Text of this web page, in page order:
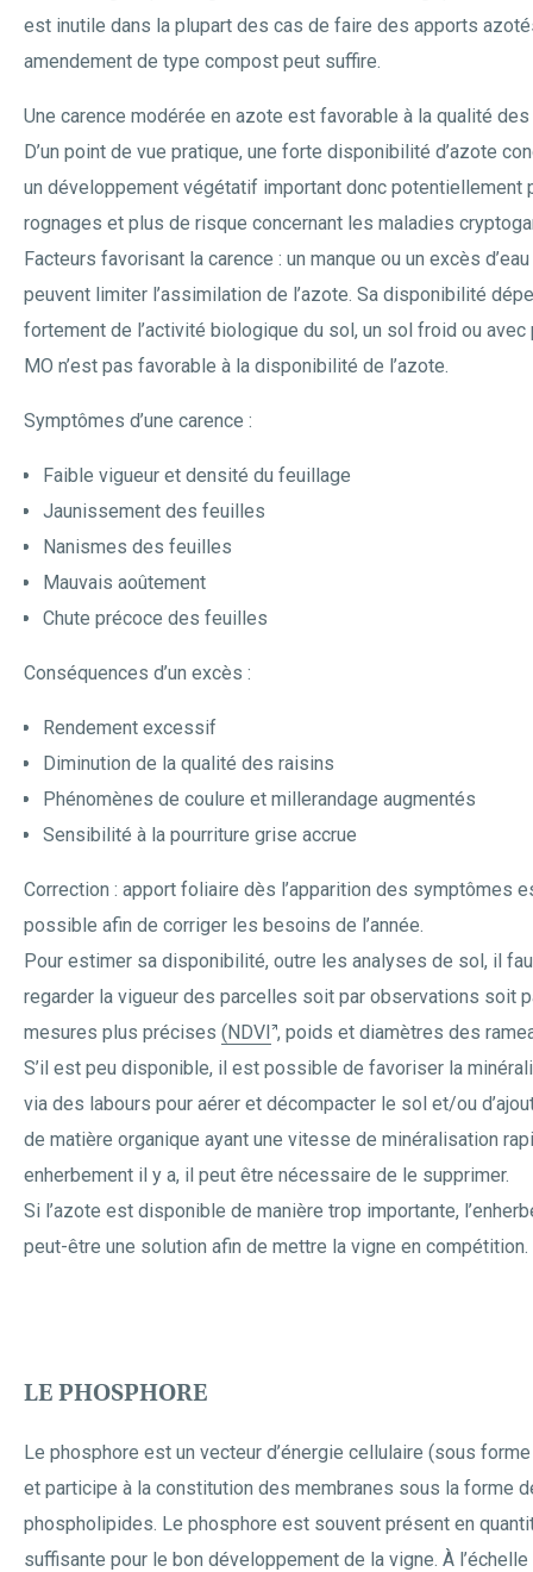
est inutile dans la plupart des cas de faire des apports
amendement de type compost peut suffire.
Une carence modérée en azote est favorable à la qualité
D’un point de vue pratique, une forte disponibilité d’azote
un développement végétatif important donc potentiellement
rognages et plus de risque concernant les maladies
Facteurs favorisant la carence : un manque ou un excès d’eau
peuvent limiter l’assimilation de l’azote. Sa disponibilité
fortement de l’activité biologique du sol, un sol froid ou avec
MO n’est pas favorable à la disponibilité de l’azote.
Symptômes d’une carence :
Faible vigueur et densité du feuillage
Jaunissement des feuilles
Nanismes des feuilles
Mauvais aoûtement
Chute précoce des feuilles
Conséquences d’un excès :
Rendement excessif
Diminution de la qualité des raisins
Phénomènes de coulure et millerandage augmentés
Sensibilité à la pourriture grise accrue
Correction : apport foliaire dès l’apparition des symptômes
possible afin de corriger les besoins de l’année.
Pour estimer sa disponibilité, outre les analyses de sol, il
regarder la vigueur des parcelles soit par observations soit
mesures plus précises (NDVI , poids et diamètres des
S’il est peu disponible, il est possible de favoriser la
via des labours pour aérer et décompacter le sol et/ou
de matière organique ayant une vitesse de minéralisation
enherbement il y a, il peut être nécessaire de le supprimer.
Si l’azote est disponible de manière trop importante,
peut-être une solution afin de mettre la vigne en compétition.
LE PHOSPHORE
Le phosphore est un vecteur d’énergie cellulaire (sous forme
et participe à la constitution des membranes sous la forme
phospholipides. Le phosphore est souvent présent en
suffisante pour le bon développement de la vigne. À l’échelle